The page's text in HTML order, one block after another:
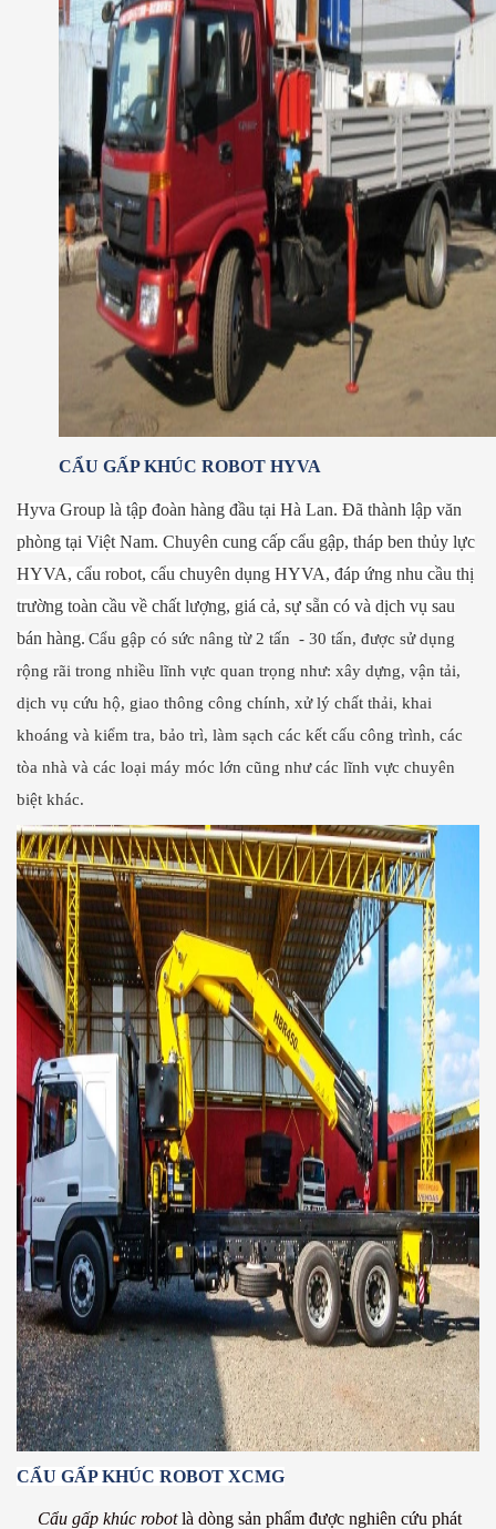
CẨU GẤP KHÚC ROBOT HYVA
Hyva Group là tập đoàn hàng đầu tại Hà Lan. Đã thành lập văn
phòng tại Việt Nam. Chuyên cung cấp cẩu gập, tháp ben thủy lực
HYVA, cẩu robot, cẩu chuyên dụng HYVA, đáp ứng nhu cầu thị
trường toàn cầu về chất lượng, giá cả, sự sẵn có và dịch vụ sau
bán hàng. Cẩu gập có sức nâng từ 2 tấn - 30 tấn, được sử dụng
rộng rãi trong nhiều lĩnh vực quan trọng như: xây dựng, vận tải,
dịch vụ cứu hộ, giao thông công chính, xử lý chất thải, khai
khoáng và kiểm tra, bảo trì, làm sạch các kết cấu công trình, các
tòa nhà và các loại máy móc lớn cũng như các lĩnh vực chuyên
biệt khác.
CẨU GẤP KHÚC ROBOT XCMG
Cẩu gấp khúc robotlà dòng sản phẩm được nghiên cứu phát